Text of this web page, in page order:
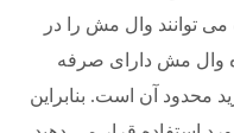
توانند وال مش را در
وال مش دارای صرفه
محدود آن است. بنابراین